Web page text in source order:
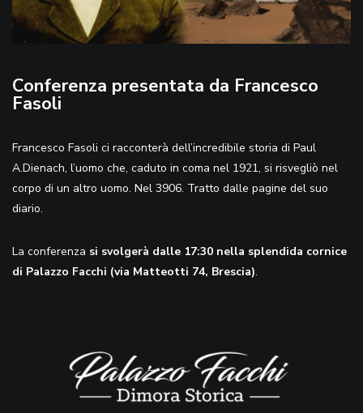
Conferenza presentata da Francesco
Fasoli
Francesco Fasoli ci racconterà dell’incredibile storia di Paul
A.Dienach, l’uomo che, caduto in coma nel 1921, si risvegliò nel
corpo di un altro uomo. Nel 3906. Tratto dalle pagine del suo
diario.
La conferenza si svolgerà dalle 17:30 nella splendida cornice
di Palazzo Facchi (via Matteotti 74, Brescia).